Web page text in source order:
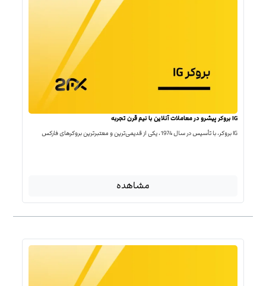
IG بروکر پیشرو در معاملات آنلاین با نیم قرن تجربه
IG بروکر، با تأسیس در سال 1974، یکی از قدیمی‌ترین و معتبرترین بروکرهای فارکس
مشاهده